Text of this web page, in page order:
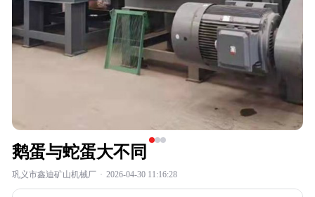
鹅蛋与蛇蛋大不同
巩义市鑫迪矿山机械厂 · 2026-04-30 11:16:28